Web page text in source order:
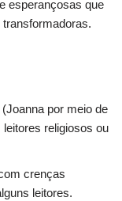
esperançosas que
por meio de
religiosos ou
crenças
leitores.